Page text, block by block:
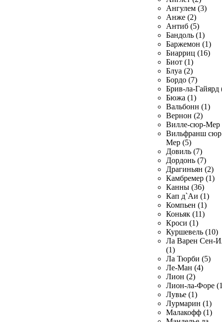
Ангулем (3)
Анже (2)
Антиб (5)
Бандоль (1)
Баржемон (1)
Биарриц (16)
Биот (1)
Блуа (2)
Бордо (7)
Брив-ла-Гайярд
Бюжа (1)
Вальбонн (1)
Вернон (2)
Вилле-сюр-Мер
Вильфранш сюр
Мер (5)
Довиль (7)
Дордонь (7)
Драгиньян (2)
Камбремер (1)
Канны (36)
Кап д`Аи (1)
Компьен (1)
Коньяк (11)
Кроси (1)
Куршевель (10)
Ла Варен Сен-
(1)
Ла Тюрби (5)
Ле-Ман (4)
Лион (2)
Лион-ла-Форе
Лувье (1)
Лурмарин (1)
Малакофф (1)